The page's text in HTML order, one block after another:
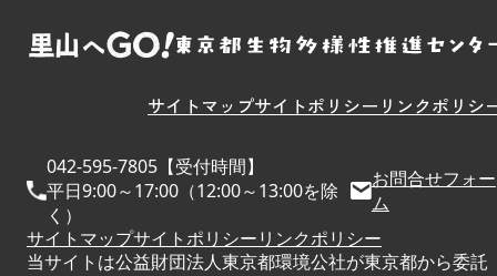
サイトマップサイトポリシー リンクポリシ
042-595-7805【受付時間】
平日9:00～17:00（12:00～13:00を除
く）
お問合せフォー
ム
サイトマップサイトポリシーリンクポリシー
当サイトは公益財団法人東京都環境公社が東京都から委託